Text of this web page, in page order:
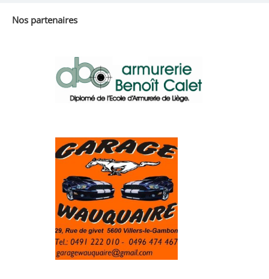
Nos partenaires